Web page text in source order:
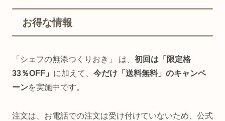
お得な情報
「シェフの無添つくりおき」 は、 初回は「限定格
33％OFF」 に加えて、 今だけ「 送料無料」のキャンペ
ーンを実施中です。
注文は、お電話での注文は受け付けていないため、公式